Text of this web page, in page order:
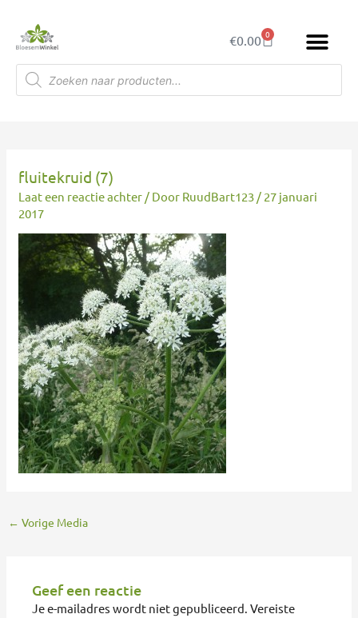
inhoud
€0.00 0
Winkelwagen
Producten
zoeken
fluitekruid (7)
Laat een reactie achter / Door RuudBart123 / 27 januari
2017
← Vorige Media
Geef een reactie
Je e-mailadres wordt niet gepubliceerd. Vereiste